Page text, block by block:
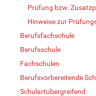
Prüfung bzw.
Hinweise zur
Berufsfachschule
Berufsschule
Fachschulen
Berufsvorbereitende
Schulartübergreifend